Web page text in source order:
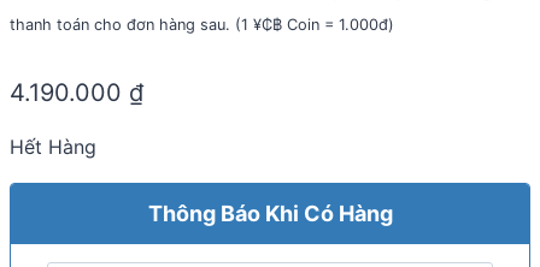
thanh toán cho đơn hàng sau. (1 ¥₵฿ Coin = 1.000đ)
4.190.000 ₫
Hết Hàng
Thông Báo Khi Có Hàng